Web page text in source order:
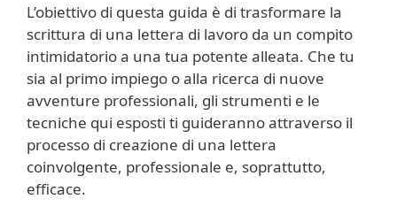
L’obiettivo di questa guida è di trasformare la
scrittura di una lettera di lavoro da un compito
intimidatorio a una tua potente alleata. Che tu
sia al primo impiego o alla ricerca di nuove
avventure professionali, gli strumenti e le
tecniche qui esposti ti guideranno attraverso il
processo di creazione di una lettera
coinvolgente, professionale e, soprattutto,
efficace.